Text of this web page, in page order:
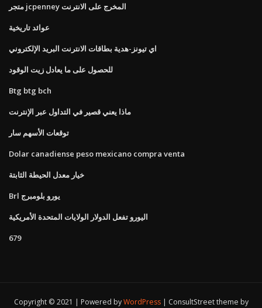
متجر jcpenney المخرج على الانترنت
عوائد تاريخية
اي تيونز-هدية بطاقات الانترنت البريد الإلكتروني
للحصول على ما يعادل زيت الوقود
Btg btg bch
ماذا يعني قصير في التداول عبر الإنترنت
توقعات الأسهم سار
Dolar canadiense peso mexicano compra venta
خيار معدل الحيطة الثابتة
Brl يورو بلومبرج
اليورو تفعل الدولار الولايات المتحدة الأمريكية
679
Copyright © 2021 | Powered byWordPress ConsultStreet theme by